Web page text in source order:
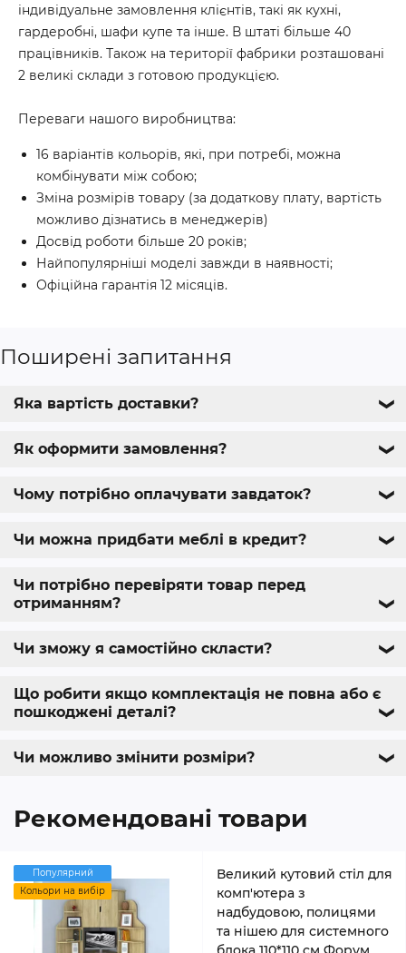
індивідуальне замовлення клієнтів, такі як кухні,
гардеробні, шафи купе та інше. В штаті більше 40
працівників. Також на території фабрики розташовані
2 великі склади з готовою продукцією.
Переваги нашого виробництва:
16 варіантів кольорів, які, при потребі, можна
комбінувати між собою;
Зміна розмірів товару (за додаткову плату, вартість
можливо дізнатись в менеджерів)
Досвід роботи більше 20 років;
Найпопулярніші моделі завжди в наявності;
Офіційна гарантія 12 місяців.
Поширені запитання
Яка вартість доставки? ❯
Як оформити замовлення? ❯
Чому потрібно оплачувати завдаток? ❯
Чи можна придбати меблі в кредит? ❯
Чи потрібно перевіряти товар перед
отриманням?
❯
Чи зможу я самостійно скласти? ❯
Що робити якщо комплектація не повна або є
пошкоджені деталі?
❯
Чи можливо змінити розміри? ❯
Рекомендовані товари
Популярний
Кольори на вибір
Великий кутовий стіл для
комп'ютера з
надбудовою, полицями
та нішею для системного